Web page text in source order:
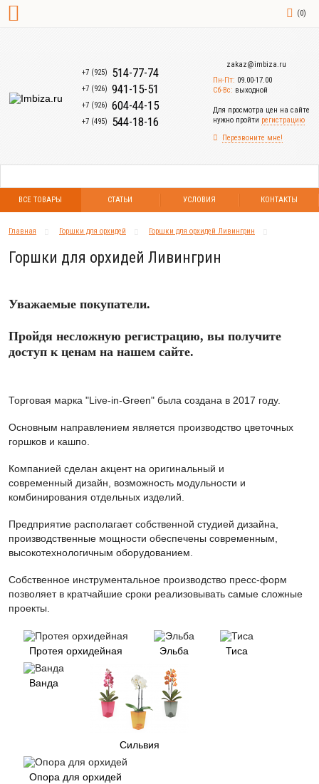
(0)
+7 (925) 514-77-74
+7 (926) 941-15-51
+7 (926) 604-44-15
+7 (495) 544-18-16
zakaz@imbiza.ru
Пн-Пт: 09.00-17.00
Сб-Вс: выходной
Для просмотра цен на сайте
нужно пройти регистрацию
Перезвоните мне!
ВСЕ ТОВАРЫ СТАТЬИ УСЛОВИЯ КОНТАКТЫ
Главная Горшки для орхидей Горшки для орхидей Ливингрин
Горшки для орхидей Ливингрин
Уважаемые покупатели.
Пройдя несложную регистрацию, вы получите
доступ к ценам на нашем сайте.
Торговая марка "Live-in-Green" была создана в 2017 году.
Основным направлением является производство цветочных
горшков и кашпо.
Компанией сделан акцент на оригинальный и
современный дизайн, возможность модульности и
комбинирования отдельных изделий.
Предприятие располагает собственной студией дизайна,
производственные мощности обеспечены современным,
высокотехнологичным оборудованием.
Собственное инструментальное производство пресс-форм
позволяет в кратчайшие сроки реализовывать самые сложные
проекты.
Протея орхидейная Эльба Тиса
Ванда
Сильвия
Опора для орхидей